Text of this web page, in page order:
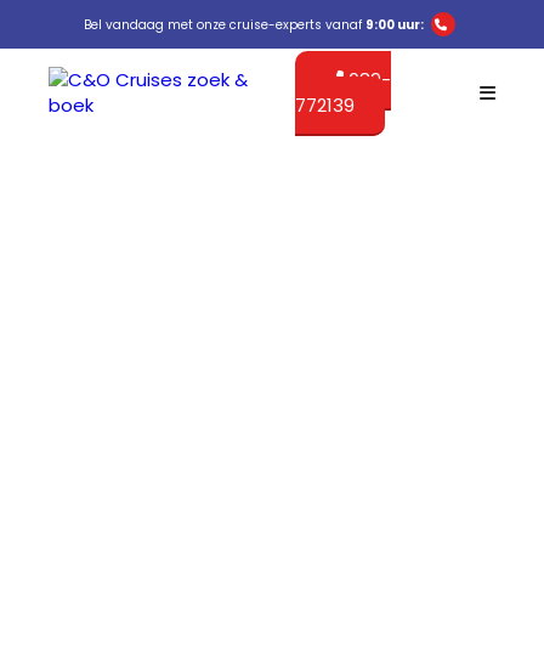
Bel vandaag met onze cruise-experts vanaf 9:00 uur:
089-
772139